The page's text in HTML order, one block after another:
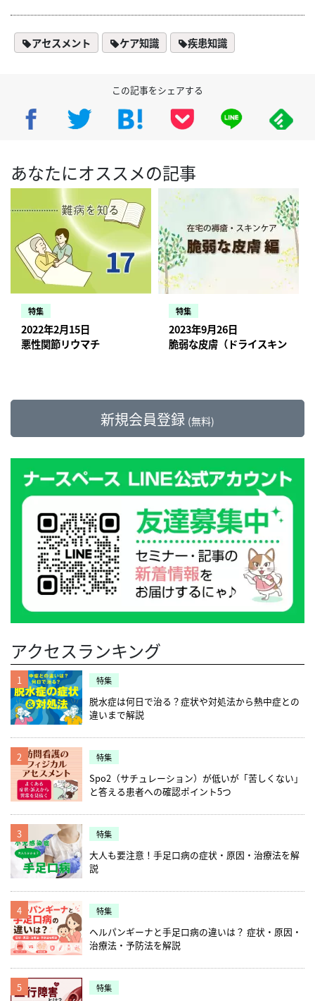
アセスメント ケア知識 疾患知識
この記事をシェアする
あなたにオススメの記事
特集
2022年2月15日
悪性関節リウマチ
特集
2023年9月26日
脆弱な皮膚（ドライスキン・浸
新規会員登録 (無料)
アクセスランキング
1 特集
脱水症は何日で治る？症状や対処法から熱中症との
違いまで解説
2 特集
Spo2（サチュレーション）が低いが「苦しくない」
と答える患者への確認ポイント5つ
3 特集
大人も要注意！手足口病の症状・原因・治療法を解
説
4 特集
ヘルパンギーナと手足口病の違いは？ 症状・原因・
治療法・予防法を解説
5 特集